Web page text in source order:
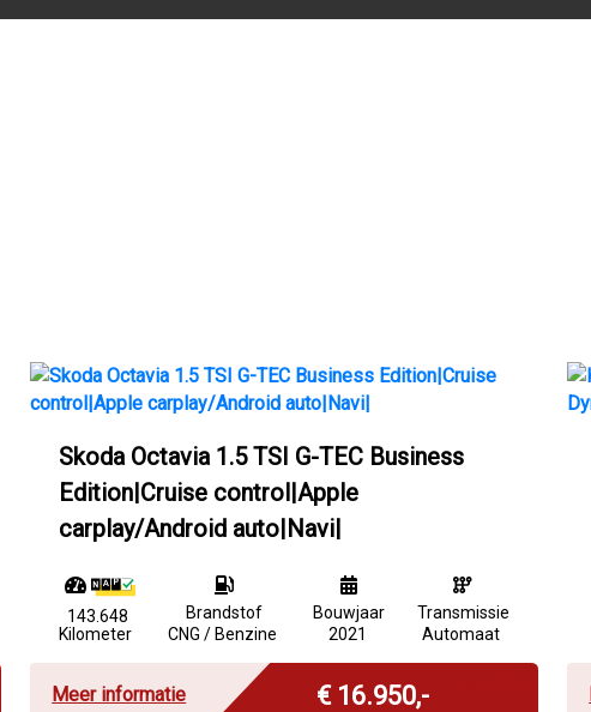
Skoda Octavia 1.5 TSI G-TEC Business
Edition|Cruise control|Apple
carplay/Android auto|Navi|
143.648
Kilometer
Brandstof
CNG / Benzine
Bouwjaar
2021
Transmissie
Automaat
Meer informatie € 16.950,-